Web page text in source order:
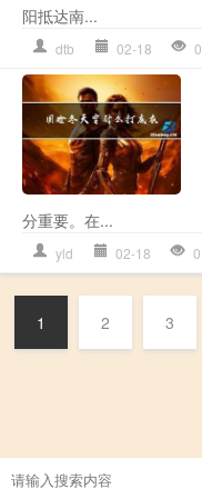
阳抵达南...
dtb 02-18 0
分重要。在...
yld 02-18 0
1 2 3